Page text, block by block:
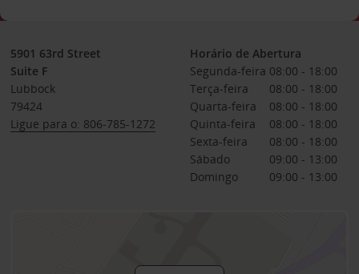
5901 63rd Street
Suite F
Lubbock
79424
Ligue para o: 806-785-1272
Horário de Abertura
Segunda-feira 08:00 - 18:00
Terça-feira
08:00 - 18:00
Quarta-feira
08:00 - 18:00
Quinta-feira
08:00 - 18:00
Sexta-feira
08:00 - 18:00
Sábado
09:00 - 13:00
Domingo
09:00 - 13:00